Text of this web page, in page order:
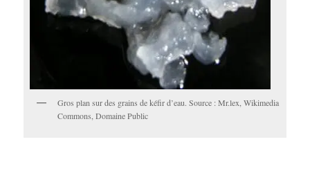
Gros plan sur des grains de kéfir d’eau. Source : Mr.lex, Wikimedia
Commons, Domaine Public